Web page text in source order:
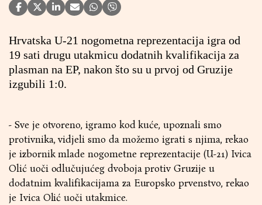
Hrvatska U-21 nogometna reprezentacija igra od
19 sati drugu utakmicu dodatnih kvalifikacija za
plasman na EP, nakon što su u prvoj od Gruzije
izgubili 1:0.
- Sve je otvoreno, igramo kod kuće, upoznali smo
protivnika, vidjeli smo da možemo igrati s njima, rekao
je izbornik mlade nogometne reprezentacije (U-21) Ivica
Olić uoči odlučujućeg dvoboja protiv Gruzije u
dodatnim kvalifikacijama za Europsko prvenstvo, rekao
je Ivica Olić uoči utakmice.